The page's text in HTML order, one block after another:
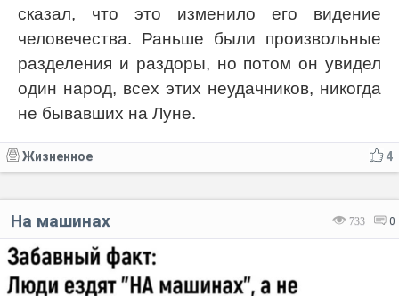
сказал, что это изменило его видение
человечества. Раньше были произвольные
разделения и раздоры, но потом он увидел
один народ, всех этих неудачников, никогда
не бывавших на Луне.
4
Жизненное
733 0
На машинах